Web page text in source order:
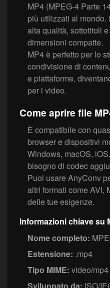
MP4 (MPEG-4 Parte
più utilizzati al
alta qualità, sottotitoli
dimensioni compatte.
MP4 è perfetto per lo
condivisione di
e piattaforme,
per i video.
Come aprire file
È compatibile con
browser e dispositivi
Windows, macOS,
bisogno di codec
Puoi usare AnyConv
altri formati come AVI,
delle tue esigenze.
Informazioni chiave su
Nome completo:
Estensione: .mp4
Tipo MIME: video/mp4